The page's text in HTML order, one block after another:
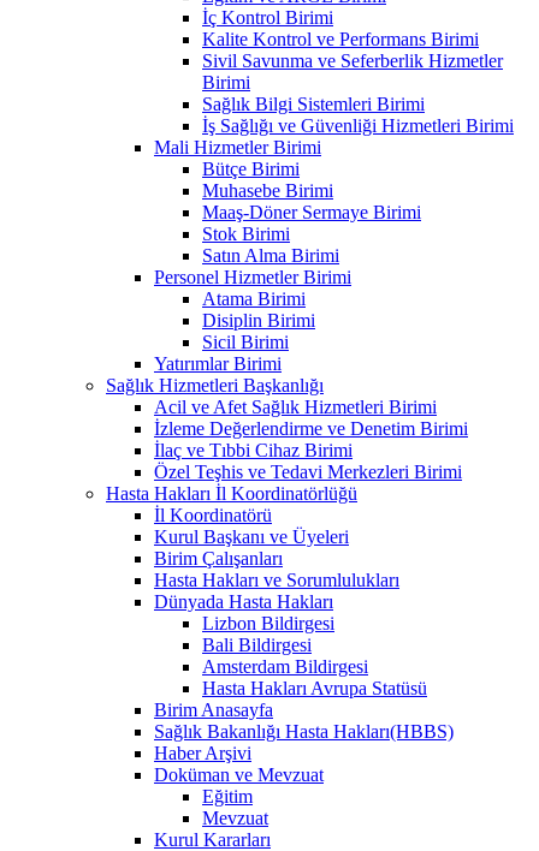
İç Kontrol Birimi
Kalite Kontrol ve Performans Birimi
Sivil Savunma ve Seferberlik Hizmetler
Birimi
Sağlık Bilgi Sistemleri Birimi
İş Sağlığı ve Güvenliği Hizmetleri Birimi
Mali Hizmetler Birimi
Bütçe Birimi
Muhasebe Birimi
Maaş-Döner Sermaye Birimi
Stok Birimi
Satın Alma Birimi
Personel Hizmetler Birimi
Atama Birimi
Disiplin Birimi
Sicil Birimi
Yatırımlar Birimi
Sağlık Hizmetleri Başkanlığı
Acil ve Afet Sağlık Hizmetleri Birimi
İzleme Değerlendirme ve Denetim Birimi
İlaç ve Tıbbi Cihaz Birimi
Özel Teşhis ve Tedavi Merkezleri Birimi
Hasta Hakları İl Koordinatörlüğü
İl Koordinatörü
Kurul Başkanı ve Üyeleri
Birim Çalışanları
Hasta Hakları ve Sorumlulukları
Dünyada Hasta Hakları
Lizbon Bildirgesi
Bali Bildirgesi
Amsterdam Bildirgesi
Hasta Hakları Avrupa Statüsü
Birim Anasayfa
Sağlık Bakanlığı Hasta Hakları(HBBS)
Haber Arşivi
Doküman ve Mevzuat
Eğitim
Mevzuat
Kurul Kararları